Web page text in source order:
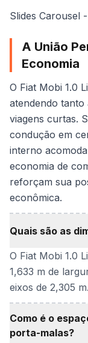
Slides Carousel
A União
Economia
O Fiat Mobi 1.0
atendendo tanto
viagens curtas.
condução em
interno
economia de
reforçam sua
econômica.
Quais são as
O Fiat Mobi 1.0
1,633 m de
eixos de 2,305 m.
Como é o
porta-malas?